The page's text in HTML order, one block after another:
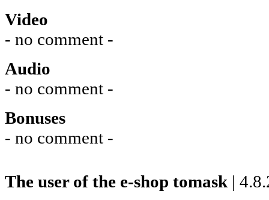
Video
- no comment -
Audio
- no comment -
Bonuses
- no comment -
The user of the e-shop tomask |